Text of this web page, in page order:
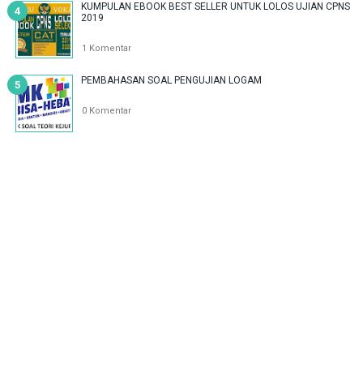
KUMPULAN EBOOK BEST SELLER UNTUK LOLOS UJIAN CPNS
2019
1 Komentar
PEMBAHASAN SOAL PENGUJIAN LOGAM
0 Komentar